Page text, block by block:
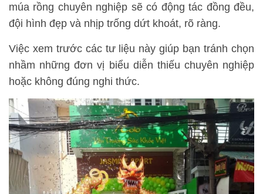
múa rồng chuyên nghiệp sẽ có động tác đồng đều,
đội hình đẹp và nhịp trống dứt khoát, rõ ràng.
Việc xem trước các tư liệu này giúp bạn tránh chọn
nhầm những đơn vị biểu diễn thiếu chuyên nghiệp
hoặc không đúng nghi thức.